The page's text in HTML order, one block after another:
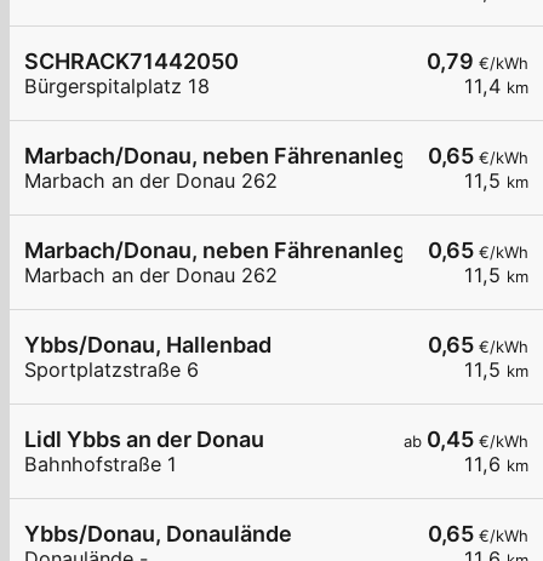
0,79 €/kWh
11,4 km
SCHRACK71442050
Bürgerspitalplatz 18
0,65 €/kWh
11,5 km
Marbach/Donau, neben Fährenanlegestelle
Marbach an der Donau 262
0,65 €/kWh
11,5 km
Marbach/Donau, neben Fährenanlegestelle
Marbach an der Donau 262
0,65 €/kWh
11,5 km
Ybbs/Donau, Hallenbad
Sportplatzstraße 6
ab 0,45 €/kWh
11,6 km
Lidl Ybbs an der Donau
Bahnhofstraße 1
0,65 €/kWh
Ybbs/Donau, Donaulände